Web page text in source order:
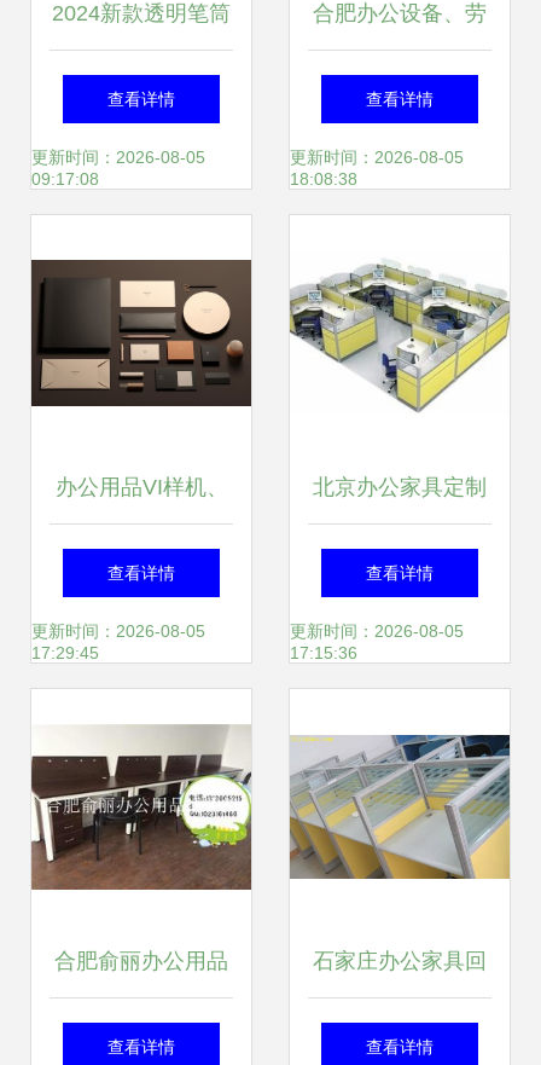
2024新款透明笔筒
简约轻奢风，打造
高颜值高效办公桌
查看详情
更新时间：2026-08-05
09:17:08
合肥办公设备、劳
保用品与耗材一站
式采购，厂家直销
查看详情
更新时间：2026-08-05
18:08:38
办公用品VI样机、
摄影图下载指南 一
站式获取办公设备
查看详情
更新时间：2026-08-05
17:29:45
北京办公家具定制
工位桌椅与文件柜
的专业解决方案
查看详情
更新时间：2026-08-05
17:15:36
合肥俞丽办公用品
经营部——专业办
查看详情
石家庄办公家具回
收全攻略 绿色办
查看详情